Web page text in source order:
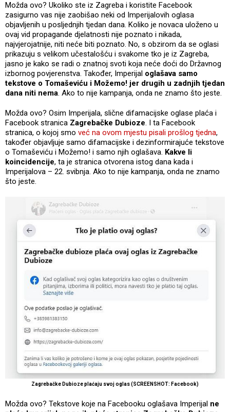
Možda ovo? Ukoliko ste iz Zagreba i koristite Facebook
zasigurno vas nije zaobišao neki od Imperijalovih oglasa
objavljenih u posljednjih tjedan dana. Koliko je novaca uloženo u
ovaj vid propagande djelatnosti nije poznato i nikada,
najvjerojatnije, niti neće biti poznato. No, s obzirom da se oglasi
prikazuju s velikom učestalošću i svakome tko je iz Zagreba,
jasno je kako se radi o znatnoj svoti koja neće doći do Državnog
izbornog povjerenstva. Također, Imperijal oglašava samo
tekstove o Tomaševiću i Možemo! jer drugih u zadnjih tjedan
dana niti nema. Ako to nije kampanja, onda ne znamo što jeste.
Možda ovo? Osim Imperijala, slične difamacijske oglase plaća i
Facebook stranica Zagrebačke Dubioze. I ta Facebook
stranica, o kojoj smo već na ovom mjestu pisali prošlog tjedna,
također objavljuje samo difamacijske i dezinformirajuće tekstove
o Tomaševiću i Možemo! i samo njih oglašava. Kakve li
koincidencije, ta je stranica otvorena istog dana kada i
Imperijalova – 22. svibnja. Ako to nije kampanja, onda ne znamo
što jeste.
Zagrebačke Dubioze plaćaju svoj oglas (SCREENSHOT: Facebook)
Možda ovo? Tekstove koje na Facebooku oglašava Imperijal ne